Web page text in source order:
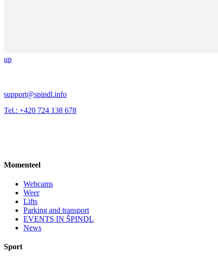
up
support@spindl.info
Tel.: +420 724 138 678
Momenteel
Webcams
Weer
Lifts
Parking and transport
EVENTS IN ŠPINDL
News
Sport